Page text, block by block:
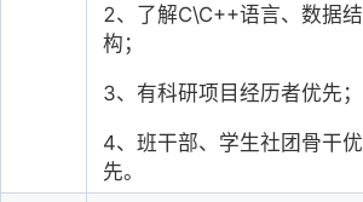
2、了解C\C++语言、数据结
构；
3、有科研项目经历者优先；
4、班干部、学生社团骨干优
先。